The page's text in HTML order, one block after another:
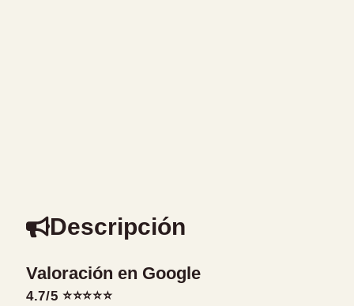
Descripción
Valoración en Google
4.7/5 ⭐⭐⭐⭐⭐